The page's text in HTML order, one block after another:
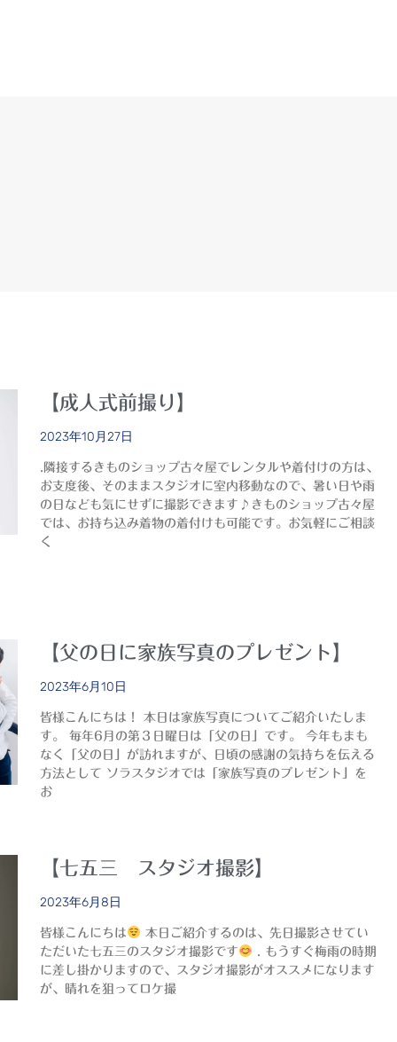
【成人式前撮り】
2023年10月27日
.隣接するきものショップ古々屋でレンタルや着付けの方は、
お支度後、そのままスタジオに室内移動なので、暑い日や雨
の日なども気にせずに撮影できます♪きものショップ古々屋
では、お持ち込み着物の着付けも可能です。お気軽にご相談
く
【父の日に家族写真のプレゼント】
2023年6月10日
皆様こんにちは！ 本日は家族写真についてご紹介いたしま
す。 毎年6月の第３日曜日は「父の日」です。 今年もまも
なく「父の日」が訪れますが、日頃の感謝の気持ちを伝える
方法として ソラスタジオでは「家族写真のプレゼント」を
お
【七五三 スタジオ撮影】
2023年6月8日
皆様こんにちは
本日ご紹介するのは、先日撮影させてい
ただいた七五三のスタジオ撮影です
. もうすぐ梅雨の時期
に差し掛かりますので、スタジオ撮影がオススメになります
が、晴れを狙ってロケ撮